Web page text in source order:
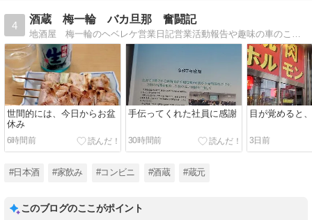
4
酒蔵 梅一輪 バカ旦那 奮闘記
世間的には、今日からお盆
休み
6時間前
手伝ってくれた社員に感謝
30時間前
目が覚めると
3日前
#日本酒 #家飲み #コンビニ #酒蔵 #蔵元
このブログのここがポイント